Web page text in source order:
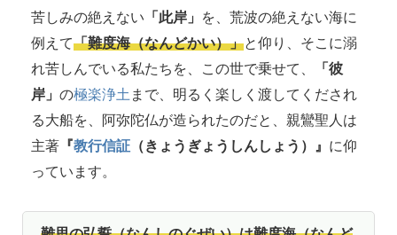
苦しみの絶えない 「此岸」
を、荒波の絶えない海に
例えて「難度海（なんどかい）」と仰り、そこに溺
れ苦しんでいる私たちを、この世で乗せて、
「彼
岸」 の極楽浄土 まで、明るく楽しく渡してくだされ
る大船を、阿弥陀仏が造られたのだと、親鸞聖人は
主著 『教行信証 （きょうぎょうしんしょう）』 に仰
っています。